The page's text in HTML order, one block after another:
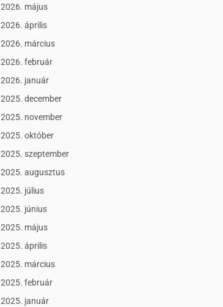
2026. május
2026. április
2026. március
2026. február
2026. január
2025. december
2025. november
2025. október
2025. szeptember
2025. augusztus
2025. július
2025. június
2025. május
2025. április
2025. március
2025. február
2025. január